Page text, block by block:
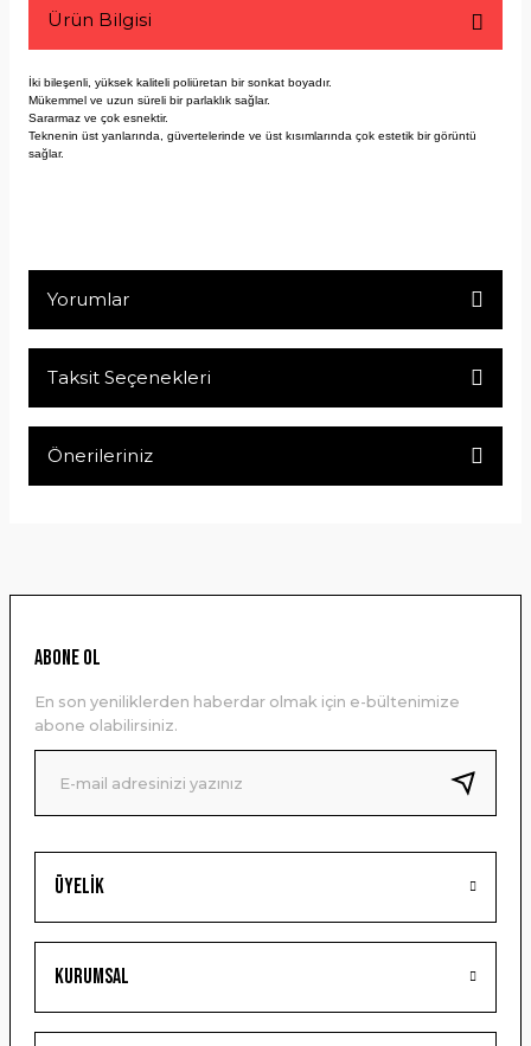
Ürün Bilgisi
İki bileşenli, yüksek kaliteli poliüretan bir sonkat boyadır.
Mükemmel ve uzun süreli bir parlaklık sağlar.
Sararmaz ve çok esnektir.
Teknenin üst yanlarında, güvertelerinde ve üst kısımlarında çok estetik bir görüntü
sağlar.
Yorumlar
Taksit Seçenekleri
Önerileriniz
Ürün resmi kalitesiz, bozuk veya görüntülenemiyor.
Ürün bilgilerinde hatalar bulunuyor.
Ürün fiyatı diğer sitelerden daha pahalı.
Bu ürüne benzer farklı alternatifler olmalı.
Gönder
Üyelik
Kurumsal
ABONE OL
En son yeniliklerden haberdar olmak için e-bültenimize
abone olabilirsiniz.